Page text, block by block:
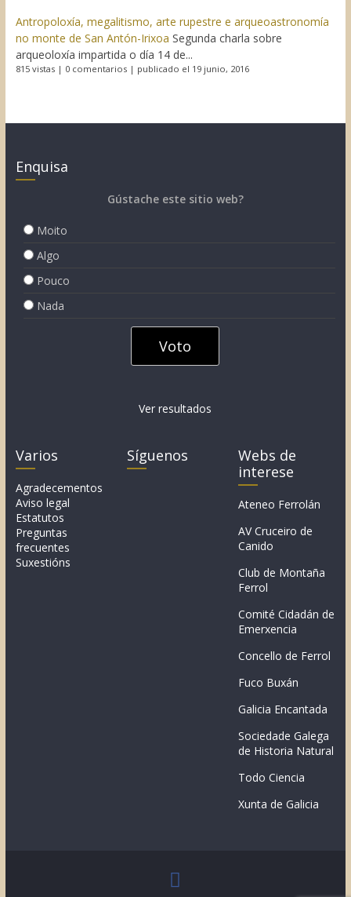
Antropoloxía, megalitismo, arte rupestre e arqueoastronomía
no monte de San Antón-Irixoa Segunda charla sobre
arqueoloxía impartida o día 14 de...
815 vistas| 0 comentarios| publicado el 19 junio, 2016
Enquisa
Gústache este sitio web?
Moito
Algo
Pouco
Nada
Ver resultados
Varios
Agradecementos
Aviso legal
Estatutos
Preguntas
frecuentes
Suxestións
Síguenos
Webs de
interese
Ateneo Ferrolán
AV Cruceiro de
Canido
Club de Montaña
Ferrol
Comité Cidadán de
Emerxencia
Concello de Ferrol
Fuco Buxán
Galicia Encantada
Sociedade Galega
de Historia Natural
Todo Ciencia
Xunta de Galicia